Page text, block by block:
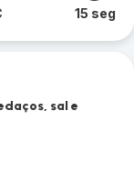
15 seg
sal e